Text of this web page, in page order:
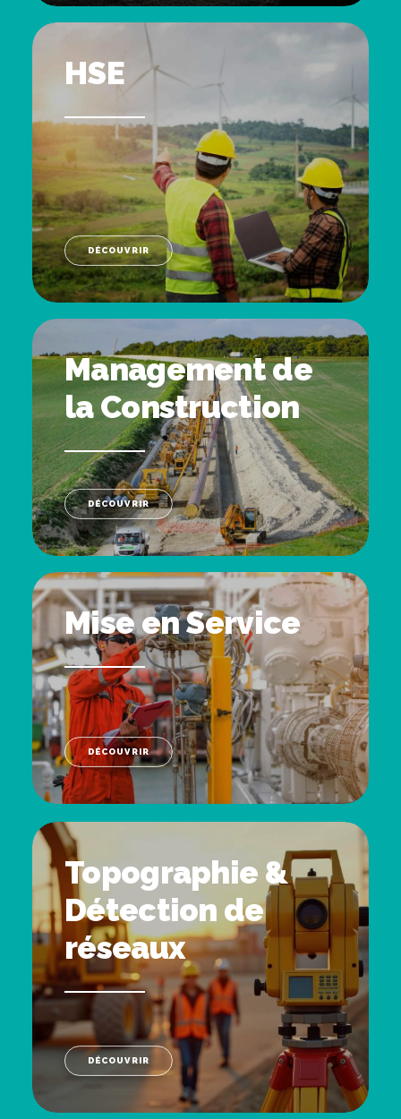
HSE
DÉCOUVRIR
Management de
la Construction
DÉCOUVRIR
Mise en Service
DÉCOUVRIR
Topographie &
Détection de
réseaux
DÉCOUVRIR